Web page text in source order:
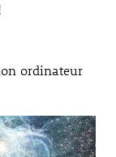
ordinateur